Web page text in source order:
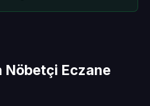
Nöbetçi Eczane